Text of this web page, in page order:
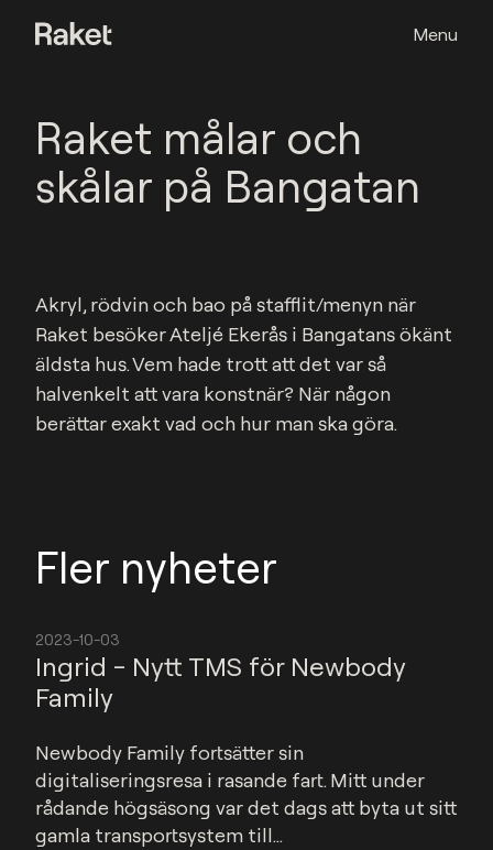
Menu
Raket målar och
skålar på Bangatan
Akryl, rödvin och bao på stafflit/menyn när
Raket besöker Ateljé Ekerås i Bangatans ökänt
äldsta hus. Vem hade trott att det var så
halvenkelt att vara konstnär? När någon
berättar exakt vad och hur man ska göra.
Fler nyheter
2023-10-03
Ingrid - Nytt TMS för Newbody
Family
Newbody Family fortsätter sin
digitaliseringsresa i rasande fart. Mitt under
rådande högsäsong var det dags att byta ut sitt
gamla transportsystem till...